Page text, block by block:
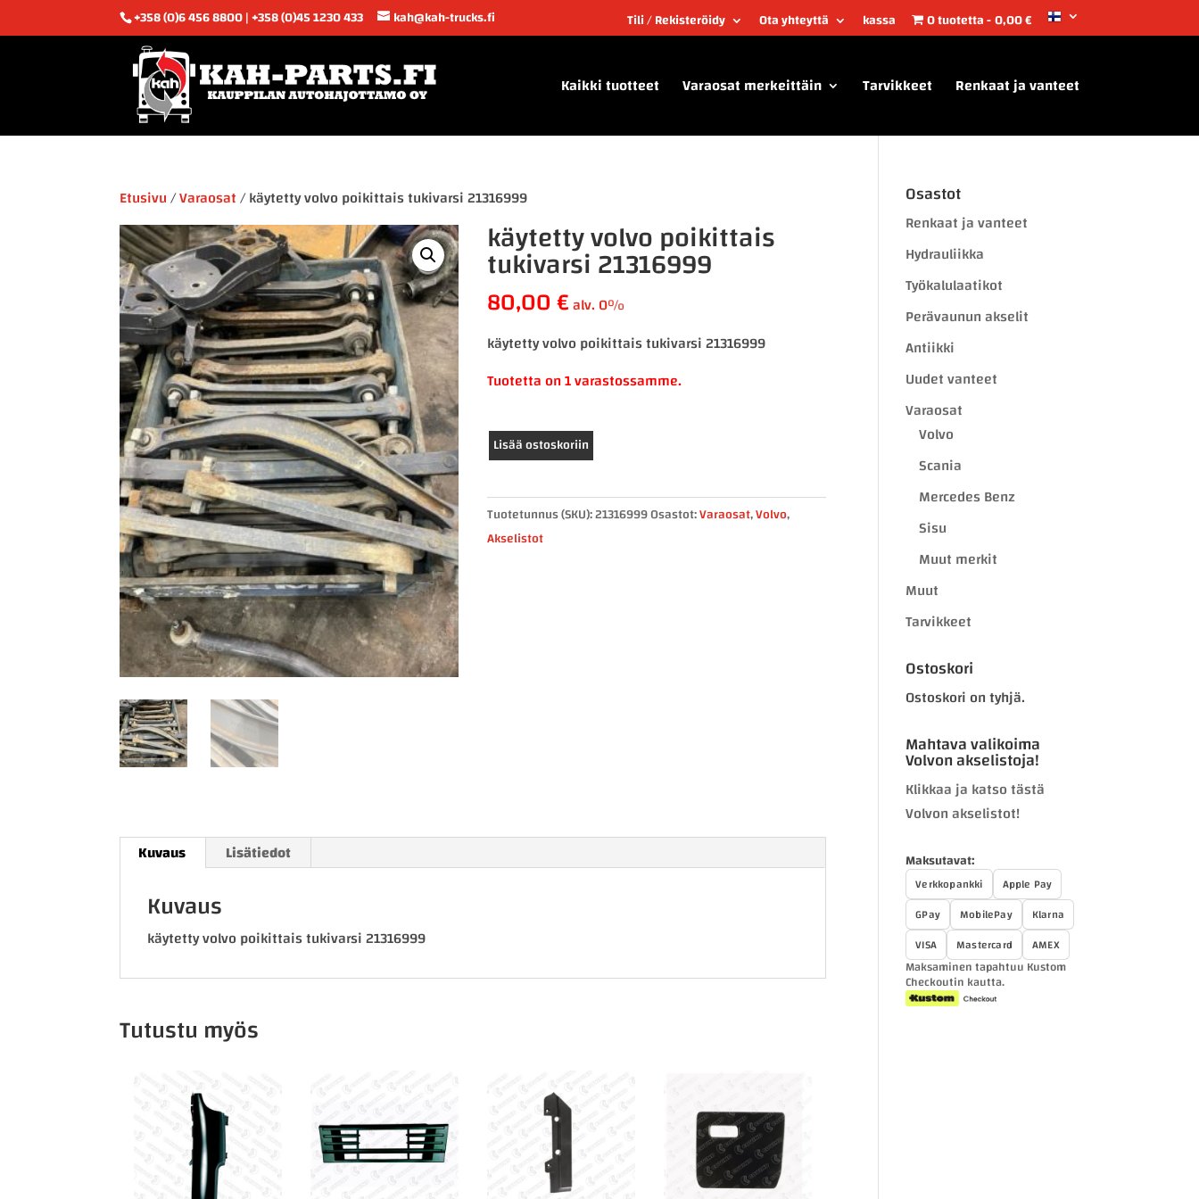
+358 (0)6 456 8800 | +358 (0)45 1230 433 kah@kah-trucks.fi Tili / Rekisteröidy Ota yhteyttä kassa 0 tuotetta 0,00 €
Kaikki tuotteet Varaosat merkeittäin Tarvikkeet Renkaat ja vanteet
Etusivu/Varaosat/ käytetty volvo poikittais tukivarsi 21316999
käytetty volvo poikittais
tukivarsi 21316999
80,00€alv. 0%
käytetty volvo poikittais tukivarsi 21316999
Tuotetta on 1 varastossamme.
käytetty
volvo
tukivarsi
21316999
Lisää ostoskoriin
Tuotetunnus (SKU):21316999Osastot:Varaosat,Volvo,
Akselistot
Kuvaus Lisätiedot
Kuvaus
käytetty volvo poikittais tukivarsi 21316999
Tutustu myös
Osastot
Renkaat ja vanteet
Hydrauliikka
Työkalulaatikot
Perävaunun akselit
Antiikki
Uudet vanteet
Varaosat
Volvo
Scania
Mercedes Benz
Sisu
Muut merkit
Muut
Tarvikkeet
Ostoskori
Ostoskori on tyhjä.
Mahtava valikoima
Volvon akselistoja!
Klikkaa ja katso tästä
Volvon akselistot!
Maksutavat:
Verkkopankki
Apple Pay
GPay
MobilePay
Klarna
VISA
Mastercard AMEX
Maksaminen tapahtuu Kustom
Checkoutin kautta.